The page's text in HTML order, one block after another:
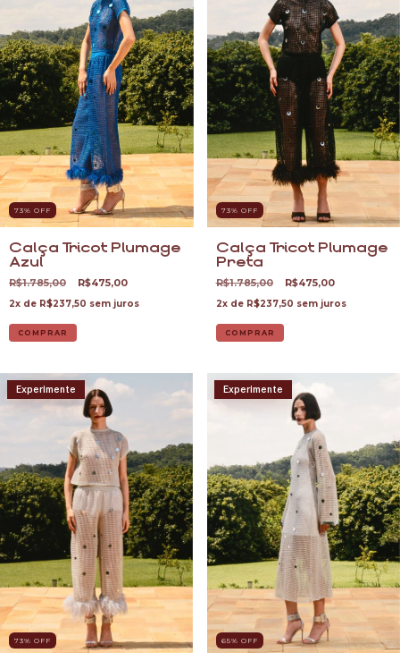
73% OFF
Calça Tricot Plumage
Azul
R$1.785,00 R$475,00
2x de R$237,50 sem juros
COMPRAR
73% OFF
Calça Tricot Plumage
Preta
R$1.785,00 R$475,00
2x de R$237,50 sem juros
COMPRAR
Experimente
73% OFF
Experimente
65% OFF